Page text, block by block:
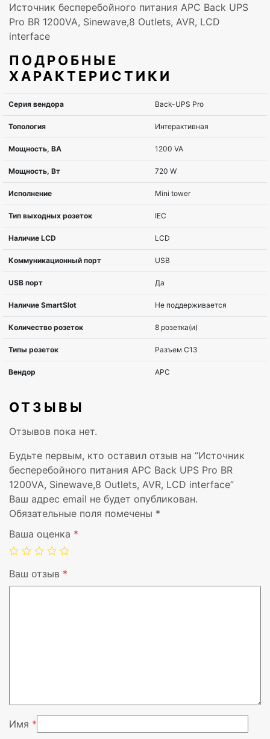
Источник бесперебойного питания APC Back UPS
Pro BR 1200VA, Sinewave,8 Outlets, AVR, LCD
interface
ПОДРОБНЫЕ
ХАРАКТЕРИСТИКИ
Серия вендора
Топология
Мощность, ВА 1200 VA
Исполнение
Тип выходных розеток
Не
Количество розеток 8 розетка(и)
ОТЗЫВЫ
Отзывов пока нет.
Будьте первым, кто оставил отзыв на “Источник
бесперебойного питания APC Back UPS Pro BR
1200VA, Sinewave,8 Outlets, AVR, LCD interface”
Ваш адрес email не будет опубликован.
Обязательные поля помечены *
Ваша оценка *
Ваш отзыв *
Имя *